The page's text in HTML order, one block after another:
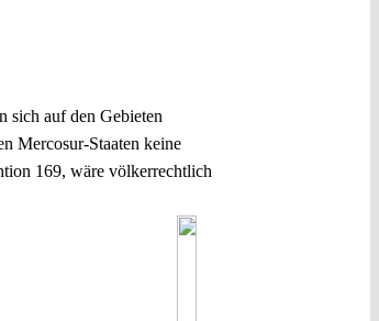
sich auf den Gebieten
Mercosur-Staaten keine
169, wäre völkerrechtlich